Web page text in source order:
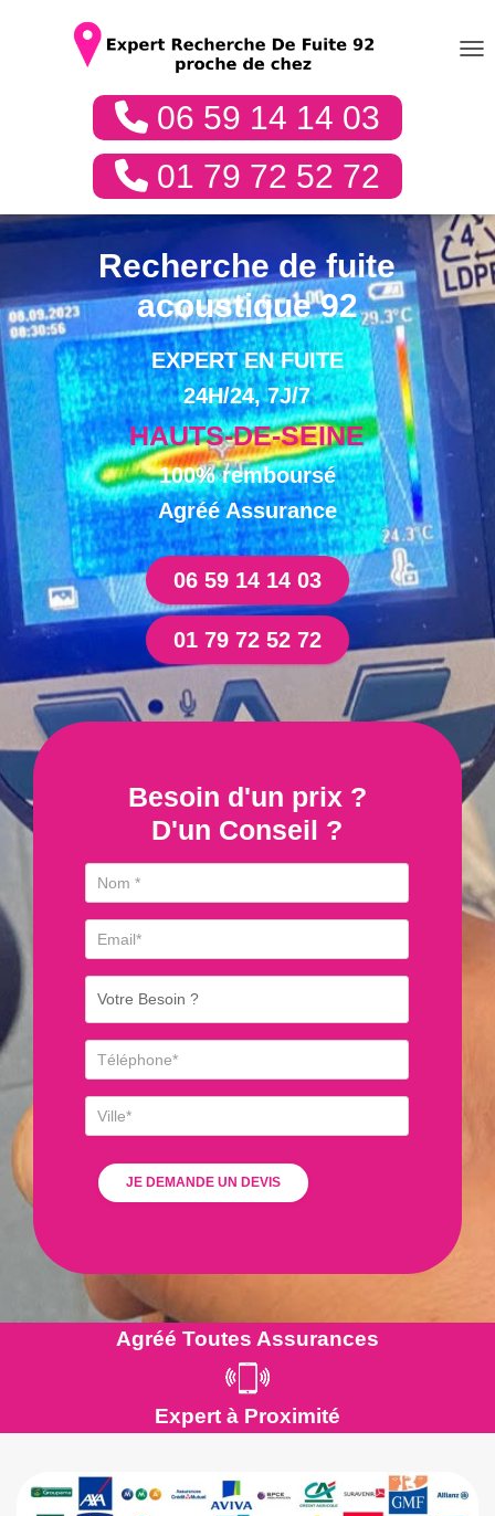
06 59 14 14 03
01 79 72 52 72
Recherche de fuite
acoustique 92
EXPERT EN FUITE
24H/24, 7J/7
HAUTS-DE-SEINE
100% remboursé
Agréé Assurance
06 59 14 14 03
01 79 72 52 72
Besoin d'un prix ?
D'un Conseil ?
Agréé Toutes Assurances
Expert à Proximité